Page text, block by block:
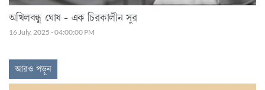
অখিলবন্ধু ঘোষ - এক চিরকালীন সুর
16 July, 2025 - 04:00:00 PM
আরও পড়ুন